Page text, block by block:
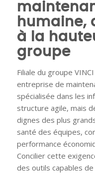
humaine,
à la
groupe
Filiale du groupe
entreprise de
spécialisée dans les
structure agile, mais
dignes des plus
santé des équipes,
performance
Concilier cette
des outils capables